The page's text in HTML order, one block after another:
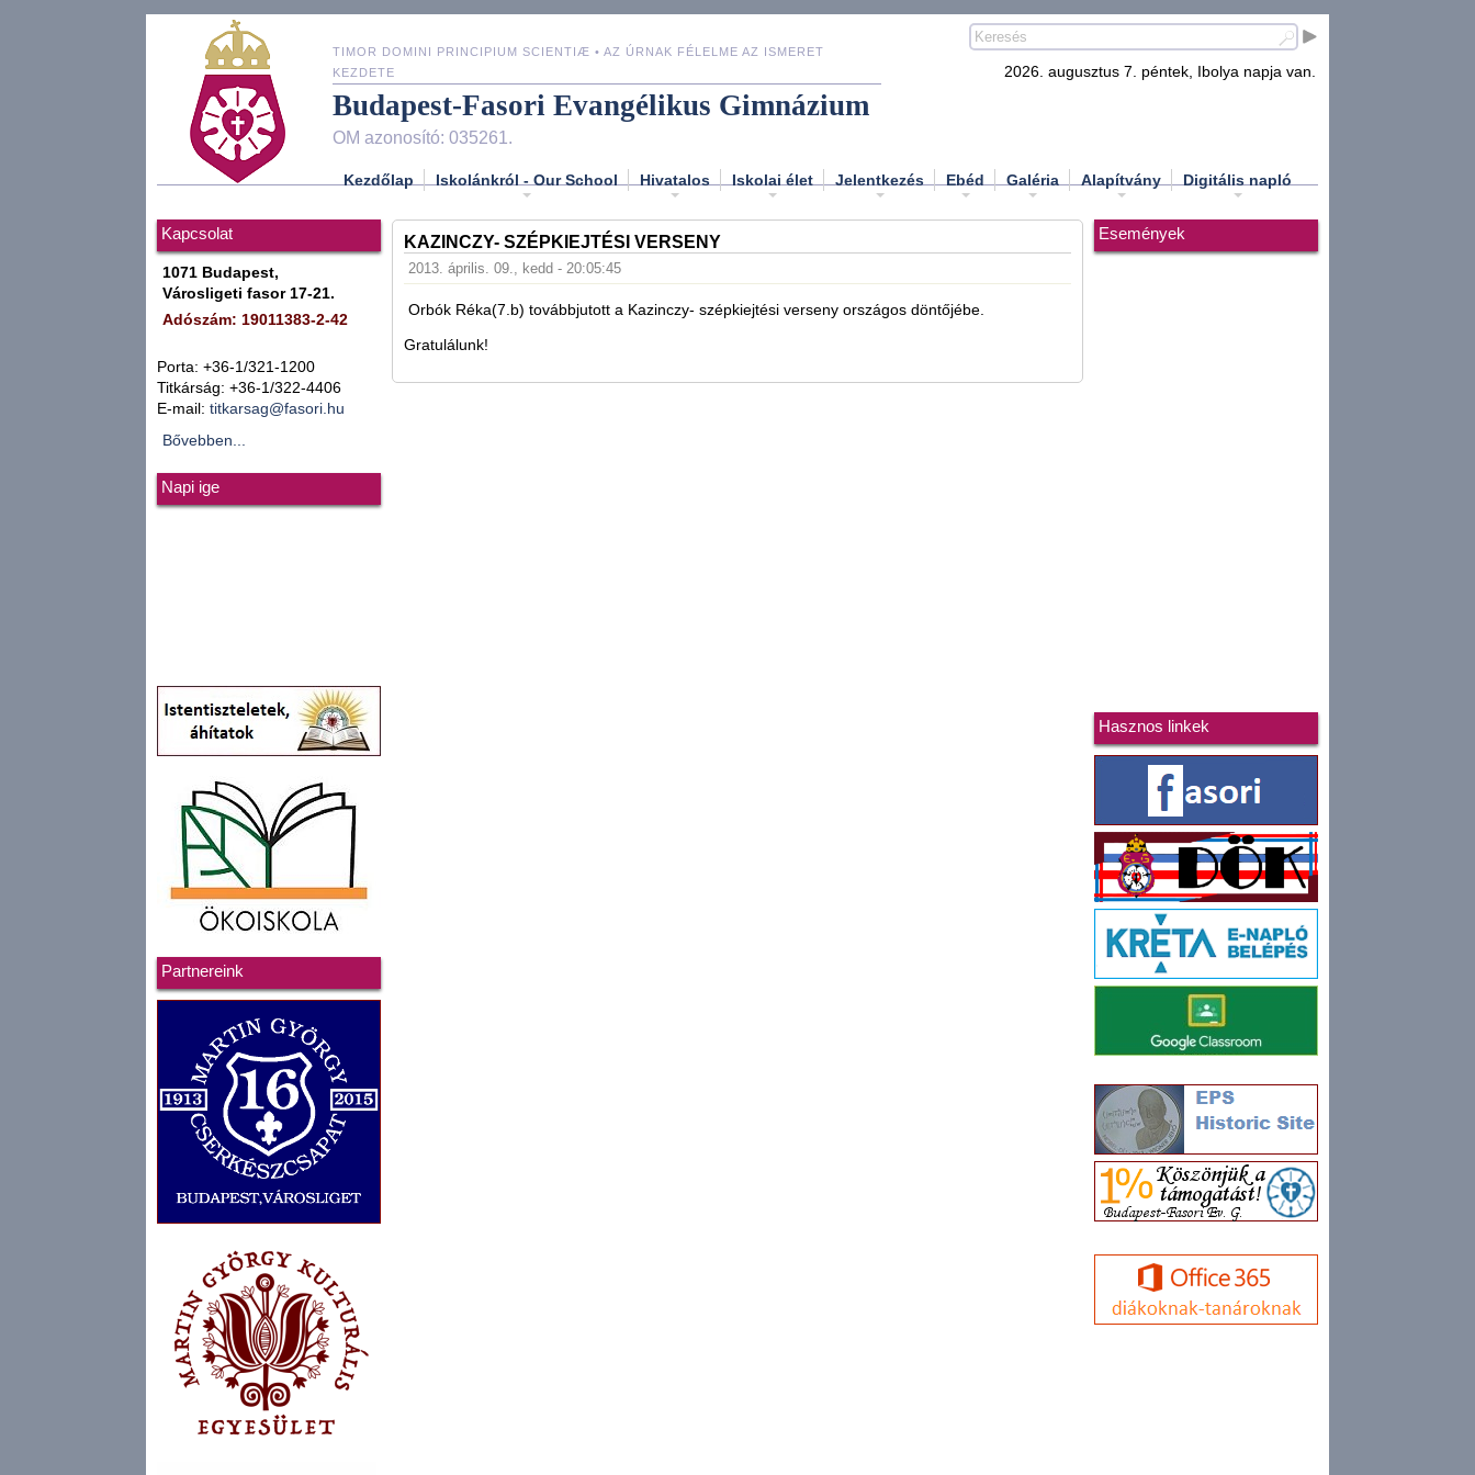
TIMOR DOMINI PRINCIPIUM SCIENTIÆ • AZ ÚRNAK FÉLELME AZ ISMERET
KEZDETE
Budapest-Fasori Evangélikus Gimnázium
OM azonosító: 035261.
2026. augusztus 7. péntek, Ibolya napja van.
Kezdőlap Iskolánkról - Our School Hivatalos Iskolai élet Jelentkezés Ebéd Galéria Alapítvány Digitális napló
Kapcsolat
1071 Budapest,
Városligeti fasor 17-21.
Adószám: 19011383-2-42
Porta: +36-1/321-1200
Titkárság: +36-1/322-4406
E-mail: titkarsag@fasori.hu
Bővebben...
Napi ige
Partnereink
KAZINCZY- SZÉPKIEJTÉSI VERSENY
2013. április. 09., kedd - 20:05:45
Orbók Réka(7.b) továbbjutott a Kazinczy- szépkiejtési verseny országos döntőjébe.
Gratulálunk!
Események
Hasznos linkek